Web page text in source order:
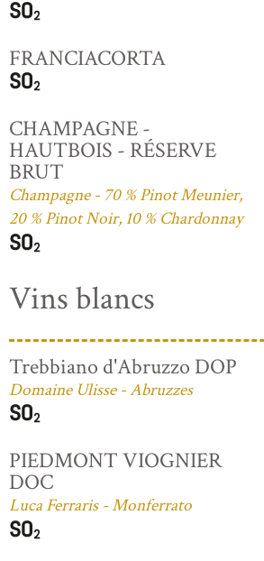
FRANCIACORTA
CHAMPAGNE -
HAUTBOIS - RÉSERVE
BRUT
Champagne - 70 % Pinot Meunier,
20 % Pinot Noir, 10 % Chardonnay
Vins blancs
Trebbiano d'Abruzzo DOP
Domaine Ulisse - Abruzzes
PIEDMONT VIOGNIER
DOC
Luca Ferraris - Monferrato